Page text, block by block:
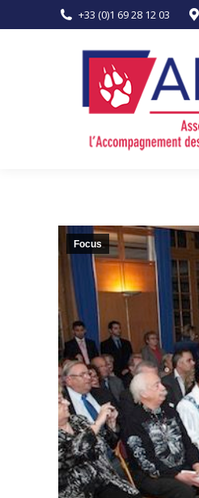
+33 (0)1 69 28 12 03
Focus